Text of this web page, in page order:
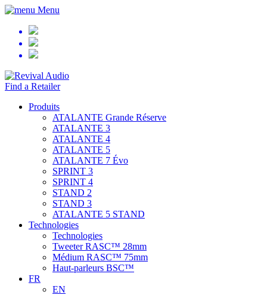
Menu
Find a Retailer
Produits
ATALANTE Grande Réserve
ATALANTE 3
ATALANTE 4
ATALANTE 5
ATALANTE 7 Évo
SPRINT 3
SPRINT 4
STAND 2
STAND 3
ATALANTE 5 STAND
Technologies
Technologies
Tweeter RASC™ 28mm
Médium RASC™ 75mm
Haut-parleurs BSC™
FR
EN